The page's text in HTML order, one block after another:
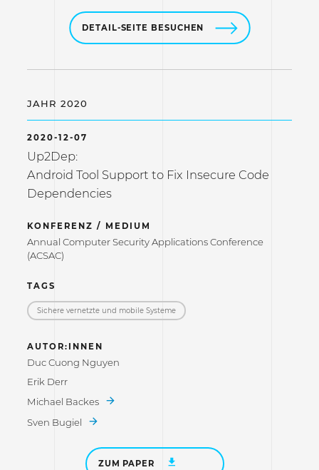
DETAIL-SEITE BESUCHEN
JAHR 2020
2020-12-07
Up2Dep:
Android Tool Support to Fix Insecure Code
Dependencies
KONFERENZ / MEDIUM
Annual Computer Security Applications Conference
(ACSAC)
TAGS
Sichere vernetzte und mobile Systeme
AUTOR:INNEN
Duc Cuong Nguyen
Erik Derr
Michael Backes
Sven Bugiel
ZUM PAPER